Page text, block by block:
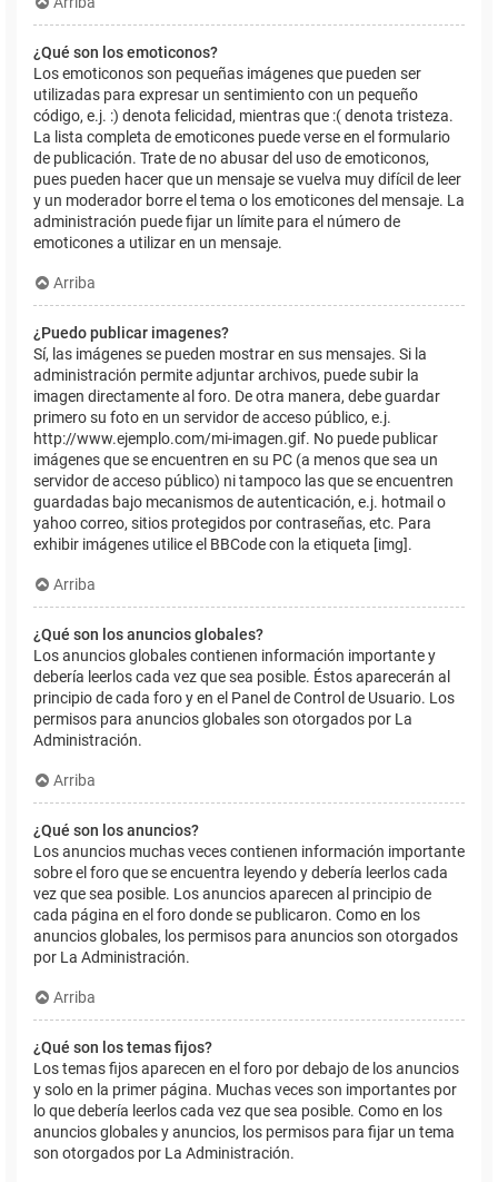
¿Qué son los emoticonos?
Los emoticonos son pequeñas imágenes que pueden ser
utilizadas para expresar un sentimiento con un pequeño
código, e.j. :) denota felicidad, mientras que :( denota tristeza.
La lista completa de emoticones puede verse en el formulario
de publicación. Trate de no abusar del uso de emoticonos,
pues pueden hacer que un mensaje se vuelva muy difícil de leer
y un moderador borre el tema o los emoticones del mensaje. La
administración puede fijar un límite para el número de
emoticones a utilizar en un mensaje.
Arriba
¿Puedo publicar imagenes?
Sí, las imágenes se pueden mostrar en sus mensajes. Si la
administración permite adjuntar archivos, puede subir la
imagen directamente al foro. De otra manera, debe guardar
primero su foto en un servidor de acceso público, e.j.
http://www.ejemplo.com/mi-imagen.gif. No puede publicar
imágenes que se encuentren en su PC (a menos que sea un
servidor de acceso público) ni tampoco las que se encuentren
guardadas bajo mecanismos de autenticación, e.j. hotmail o
yahoo correo, sitios protegidos por contraseñas, etc. Para
exhibir imágenes utilice el BBCode con la etiqueta [img].
Arriba
¿Qué son los anuncios globales?
Los anuncios globales contienen información importante y
debería leerlos cada vez que sea posible. Éstos aparecerán al
principio de cada foro y en el Panel de Control de Usuario. Los
permisos para anuncios globales son otorgados por La
Administración.
Arriba
¿Qué son los anuncios?
Los anuncios muchas veces contienen información importante
sobre el foro que se encuentra leyendo y debería leerlos cada
vez que sea posible. Los anuncios aparecen al principio de
cada página en el foro donde se publicaron. Como en los
anuncios globales, los permisos para anuncios son otorgados
por La Administración.
Arriba
¿Qué son los temas fijos?
Los temas fijos aparecen en el foro por debajo de los anuncios
y solo en la primer página. Muchas veces son importantes por
lo que debería leerlos cada vez que sea posible. Como en los
anuncios globales y anuncios, los permisos para fijar un tema
son otorgados por La Administración.